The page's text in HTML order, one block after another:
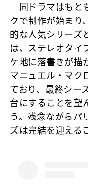
同ドラマはもと
クで制作が始まり
的な人気シリーズ
は、ステレオタイ
ケ地に落書きが描
マニュエル・マク
ており、最終シー
台にすることを望
う。残念ながらパ
ズは完結を迎える